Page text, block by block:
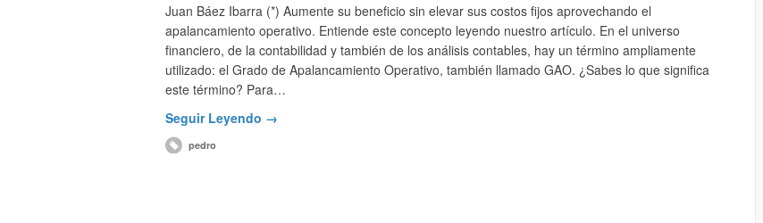
Juan Báez Ibarra (*) Aumente su beneficio sin elevar sus costos fijos aprovechando el
apalancamiento operativo. Entiende este concepto leyendo nuestro artículo. En el universo
financiero, de la contabilidad y también de los análisis contables, hay un término ampliamente
utilizado: el Grado de Apalancamiento Operativo, también llamado GAO. ¿Sabes lo que significa
este término? Para…
Seguir Leyendo →
pedro